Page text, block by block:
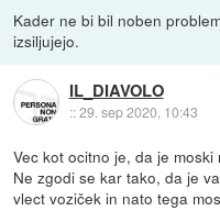
Kader ne bi bil noben
izsiljujejo.
IL_DIAVOLO
::29. sep 2020, 10:43
Vec kot ocitno je, da je
Ne zgodi se kar tako, da je
vlect voziček in nato tega